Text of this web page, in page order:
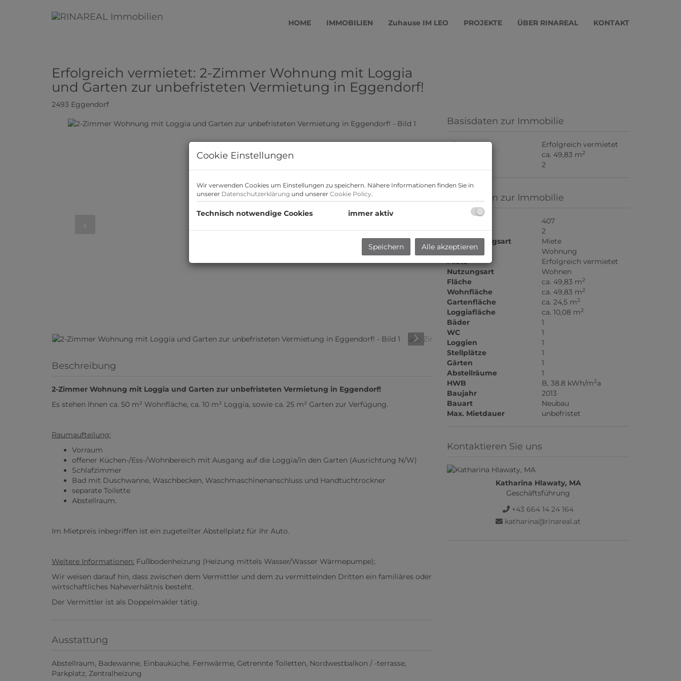
HOME IMMOBILIEN Zuhause IM LEO PROJEKTE ÜBER RINAREAL KONTAKT
Erfolgreich vermietet: 2-Zimmer Wohnung mit Loggia
und Garten zur unbefristeten Vermietung in Eggendorf!
2493 Eggendorf
Beschreibung
2-Zimmer Wohnung mit Loggia und Garten zur unbefristeten Vermietung in Eggendorf!
Es stehen Ihnen ca. 50 m² Wohnfläche, ca. 10 m² Loggia, sowie ca. 25 m² Garten zur Verfügung.
Raumaufteilung:
Vorraum
offener Küchen-/Ess-/Wohnbereich mit Ausgang auf die Loggia/in den Garten (Ausrichtung N/W)
Schlafzimmer
Bad mit Duschwanne, Waschbecken, Waschmaschinenanschluss und Handtuchtrockner
separate Toilette
Abstellraum.
Im Mietpreis inbegriffen ist ein zugeteilter Abstellplatz für Ihr Auto.
Weitere Informationen: Fußbodenheizung (Heizung mittels Wasser/Wasser Wärmepumpe);
Wir weisen darauf hin, dass zwischen dem Vermittler und dem zu vermittelnden Dritten ein familiäres oder
wirtschaftliches Naheverhältnis besteht.
Der Vermittler ist als Doppelmakler tätig.
Ausstattung
Abstellraum Badewanne Einbauküche Fernwärme Getrennte Toiletten Nordwestbalkon / -terrasse
Parkplatz Zentralheizung
Basisdaten zur Immobilie
Miete
Erfolgreich vermietet
ca. 49,83 m2
2
Basisdaten zur Immobilie
407
Zimmer
2
Vermarktungsart
Miete
Objektart
Wohnung
Miete
Erfolgreich vermietet
Nutzungsart
Wohnen
Fläche
ca. 49,83 m2
Wohnfläche ca. 49,83 m2
Gartenfläche ca. 24,5 m2
Loggiafläche ca. 10,08 m2
Bäder
1
WC
1
Loggien
1
Stellplätze
1
Gärten
1
Abstellräume
1
HWB
B, 38.8 kWh/m2a
Baujahr
2013
Bauart
Neubau
Max. Mietdauer
unbefristet
Kontaktieren Sie uns
Katharina Hlawaty, MA
Geschäftsführung
+43 664 14 24 164
katharina@rinareal.at
Cookie Einstellungen
Wir verwenden Cookies um Einstellungen zu speichern. Nähere Informationen finden Sie in
unserer Datenschutzerklärung und unserer Cookie Policy.
Technisch notwendige Cookies immer aktiv
Speichern Alle akzeptieren